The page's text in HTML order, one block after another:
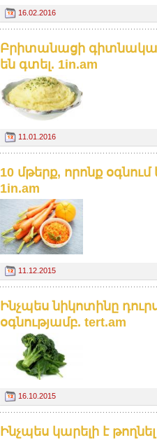
16.02.2016
Բրիտանացի
են գտել. 1in.am
11.01.2016
10 մթերք, որոնք
1in.am
11.12.2015
Ինչպես նիկոտինը
օգնությամբ. tert.am
16.10.2015
Ինչպես կարելի է